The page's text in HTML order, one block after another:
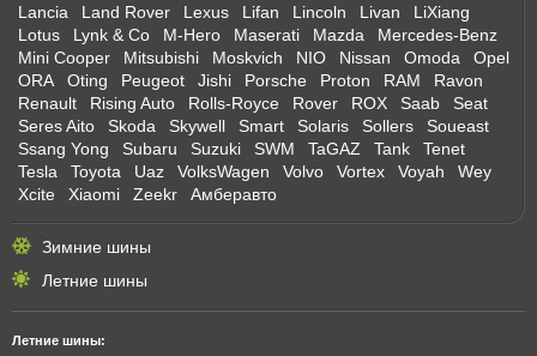
Lancia
Land Rover Lexus Lifan Lincoln Livan
LiXiang
Lotus
Lynk & Co M-Hero Maserati Mazda
Mercedes-Benz
Mini Cooper
Mitsubishi Moskvich NIO Nissan Omoda
Opel
ORA
Oting Peugeot Jishi Porsche Proton RAM
Ravon
Renault
Rising Auto Rolls-Royce Rover ROX Saab
Seat
Seres Aito
Skoda Skywell Smart Solaris Sollers
Soueast
Ssang Yong
Subaru Suzuki SWM TaGAZ Tank
Tenet
Tesla
Toyota Uaz VolksWagen Volvo Vortex Voyah
Wey
Xcite
Xiaomi Zeekr Амберавто
Зимние шины
Летние шины
Летние шины: